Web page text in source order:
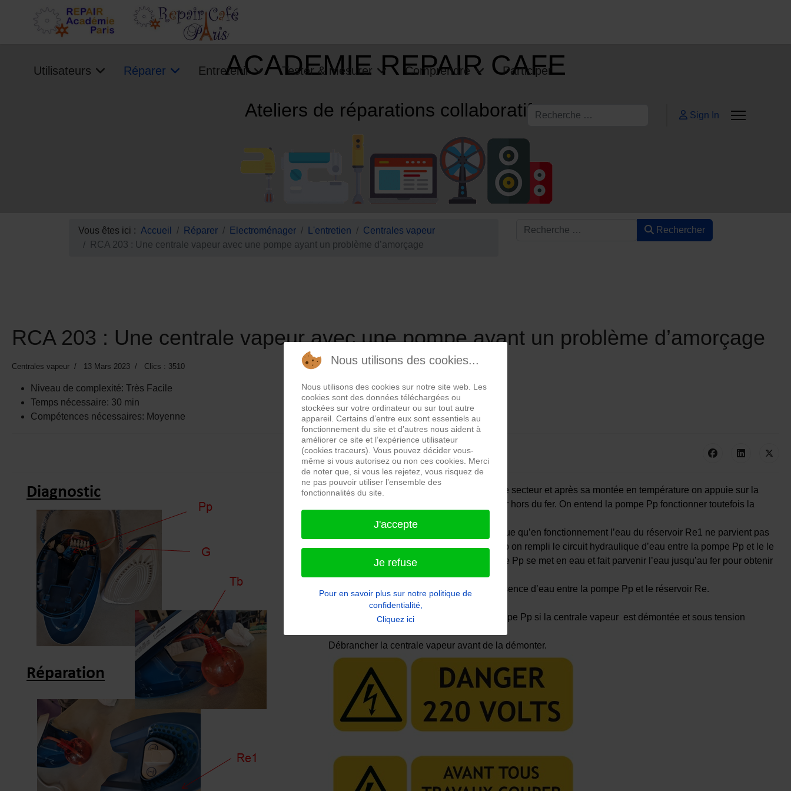
Utilisateurs Réparer Entretenir Tester & mesurer Comprendre Participer
Rechercher Sign In
ACADEMIE REPAIR CAFE
Ateliers de réparations collaboratifs
Vous êtes ici : Accueil Réparer Electroménager L'entretien
Centrales vapeur
RCA 203 : Une centrale vapeur avec une pompe ayant un problème d’amorçage
Rechercher
RCA 203 : Une centrale vapeur avec une pompe ayant un problème d’amorçage
Centrales vapeur 13 Mars 2023 Clics : 3510
Niveau de complexité: Très Facile
Temps nécessaire: 30 min
Compétences nécessaires: Moyenne
Lorsqu’on branche la centrale vapeur sur le secteur et après sa montée en température on appuie sur la
gâchette G du fer pour délivrer de la vapeur hors du fer. On entend la pompe Pp fonctionner toutefois la
Après démontage, sous tension on remarque qu’en fonctionnement l’eau du réservoir Re1 ne parvient pas
jusqu’à la pompe Pp. A l’aide d’un tuyau Tb on rempli le circuit hydraulique d’eau entre la pompe Pp et le le
reservoir Re1 et on remarque que la pompe Pp se met en eau et fait parvenir l’eau jusqu’au fer pour obtenir
La Pompe Pp est ainsi amorcée par la présence d’eau entre la pompe Pp et le réservoir Re.
Risque d'électrisation au contact de la pompe Pp si la centrale vapeur est démontée et sous tension
Débrancher la centrale vapeur avant de la démonter.
Nous utilisons des cookies...
Nous utilisons des cookies sur notre site web. Les
cookies sont des données téléchargées ou
stockées sur votre ordinateur ou sur tout autre
appareil. Certains d’entre eux sont essentiels au
fonctionnement du site et d’autres nous aident à
améliorer ce site et l’expérience utilisateur
(cookies traceurs). Vous pouvez décider vous-
même si vous autorisez ou non ces cookies. Merci
de noter que, si vous les rejetez, vous risquez de
ne pas pouvoir utiliser l’ensemble des
fonctionnalités du site.
J'accepte
Je refuse
Pour en savoir plus sur notre politique de
confidentialité,
Cliquez ici